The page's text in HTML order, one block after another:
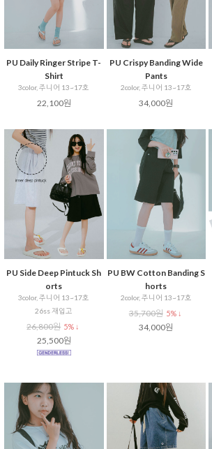
PU Daily Ringer Stripe T-
Shirt
3color, 주니어 13~17호
22,100원
PU Crispy Banding Wide
Pants
2color, 주니어 13~17호
34,000원
PU Side Deep Pintuck Sh
orts
3color, 주니어 13~17호
26ss 재입고
26,800원 5% ↓
25,500원
PU BW Cotton Banding S
horts
2color, 주니어 13~17호
35,700원 5% ↓
34,000원